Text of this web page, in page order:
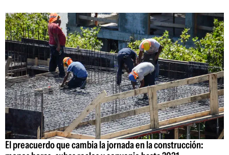
El preacuerdo que cambia la jornada en la construcción: